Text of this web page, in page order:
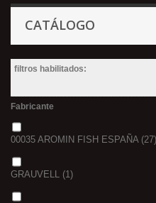
CATÁLOGO
filtros habilitados:
Fabricante
00035 AROMIN FISH ESPAÑA(27)
GRAUVELL (1)